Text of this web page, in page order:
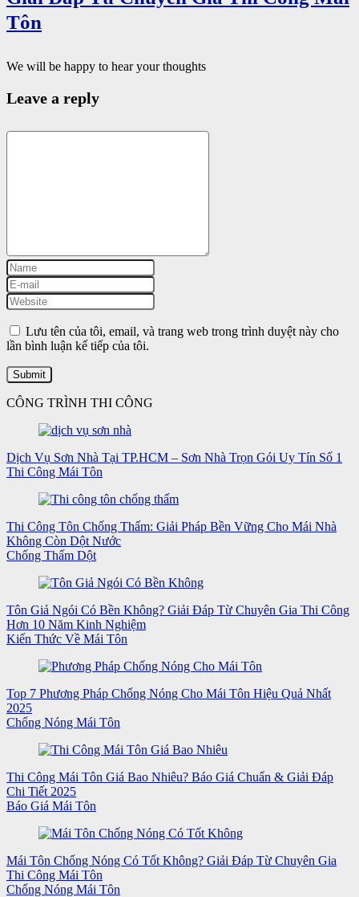
Tôn
We will be happy to hear your thoughts
Leave a reply
Lưu tên của tôi, email, và trang web trong trình duyệt này cho
lần bình luận kế tiếp của tôi.
CÔNG TRÌNH THI CÔNG
Dịch Vụ Sơn Nhà Tại TP.HCM – Sơn Nhà Trọn Gói Uy Tín Số 1
Thi Công Mái Tôn
Thi Công Tôn Chống Thấm: Giải Pháp Bền Vững Cho Mái Nhà
Không Còn Dột Nước
Chống Thấm Dột
Tôn Giả Ngói Có Bền Không? Giải Đáp Từ Chuyên Gia Thi Công
Hơn 10 Năm Kinh Nghiệm
Kiến Thức Về Mái Tôn
Top 7 Phương Pháp Chống Nóng Cho Mái Tôn Hiệu Quả Nhất
2025
Chống Nóng Mái Tôn
Thi Công Mái Tôn Giá Bao Nhiêu? Báo Giá Chuẩn & Giải Đáp
Chi Tiết 2025
Báo Giá Mái Tôn
Mái Tôn Chống Nóng Có Tốt Không? Giải Đáp Từ Chuyên Gia
Thi Công Mái Tôn
Chống Nóng Mái Tôn